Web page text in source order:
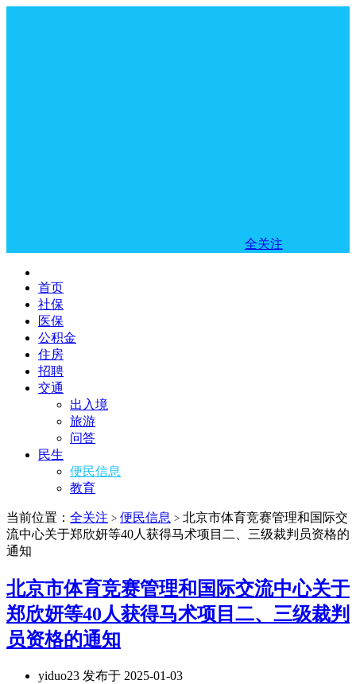
全关注
首页
社保
医保
公积金
住房
招聘
交通
出入境
旅游
问答
民生
便民信息
教育
当前位置： 全关注 > 便民信息 > 北京市体育竞赛管理和国际交
流中心关于郑欣妍等40人获得马术项目二、三级裁判员资格的
通知
北京市体育竞赛管理和国际交流中心关于
郑欣妍等40人获得马术项目二、三级裁判
员资格的通知
yiduo23 发布于 2025-01-03